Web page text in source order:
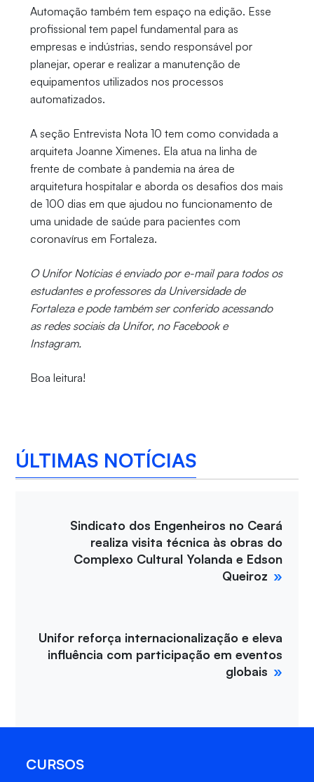
Automação também tem espaço na edição. Esse
profissional tem papel fundamental para as
empresas e indústrias, sendo responsável por
planejar, operar e realizar a manutenção de
equipamentos utilizados nos processos
automatizados.
A seção Entrevista Nota 10 tem como convidada a
arquiteta Joanne Ximenes. Ela atua na linha de
frente de combate à pandemia na área de
arquitetura hospitalar e aborda os desafios dos mais
de 100 dias em que ajudou no funcionamento de
uma unidade de saúde para pacientes com
coronavírus em Fortaleza.
O Unifor Notícias é enviado por e-mail para todos os
estudantes e professores da Universidade de
Fortaleza e pode também ser conferido acessando
as redes sociais da Unifor, no Facebook e
Instagram.
Boa leitura!
ÚLTIMAS NOTÍCIAS
Sindicato dos Engenheiros no Ceará
realiza visita técnica às obras do
Complexo Cultural Yolanda e Edson
Queiroz
Unifor reforça internacionalização e eleva
influência com participação em eventos
globais
CURSOS